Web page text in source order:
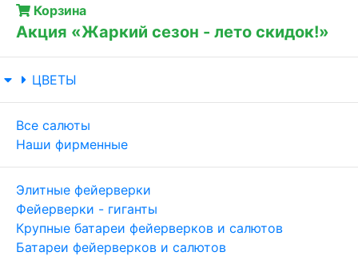
Корзина
Акция «Жаркий сезон - лето скидок!»
ЦВЕТЫ
Все салюты
Наши фирменные
Элитные фейерверки
Фейерверки - гиганты
Крупные батареи фейерверков и салютов
Батареи фейерверков и салютов